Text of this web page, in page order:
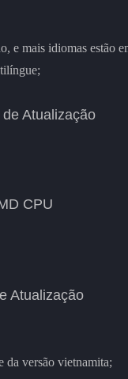
e mais idiomas estão
Atualização
CPU
Atualização
da versão vietnamita;